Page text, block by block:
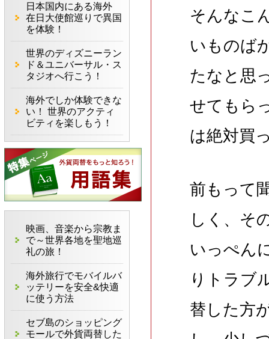
そんなこ
いものば
たなと思
せてもら
は絶対買
前もって
しく、そ
いっぺん
りトラブ
替した方
日本国内にある海外
在日大使館巡りで異国
を体験！
世界のディズニーラン
ド＆ユニバーサル・ス
タジオへ行こう！
海外でしか体験できな
い！ 世界のアクティ
ビティを楽しもう！
映画、音楽から宗教ま
で～世界各地を聖地巡
礼の旅！
海外旅行でモバイルバ
ッテリーを安全&快適
に使う方法
セブ島のショッピング
モールで外貨両替した